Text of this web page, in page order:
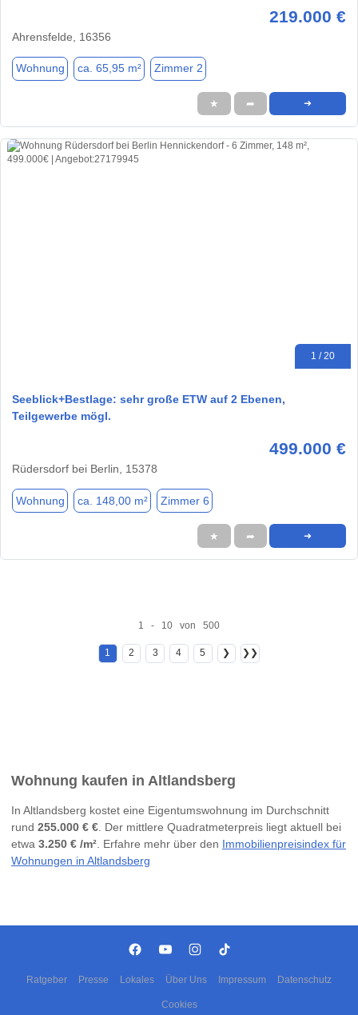
219.000 €
Ahrensfelde, 16356
Wohnung ca. 65,95 m² Zimmer 2
★ ➦ ➜
1 / 20
Seeblick+Bestlage: sehr große ETW auf 2 Ebenen,
Teilgewerbe mögl.
499.000 €
Rüdersdorf bei Berlin, 15378
Wohnung ca. 148,00 m² Zimmer 6
★ ➦ ➜
1 - 10 von 500
1 2 3 4 5 ❯ ❯❯
Wohnung kaufen in Altlandsberg
In Altlandsberg kostet eine Eigentumswohnung im Durchschnitt
rund 255.000 € €. Der mittlere Quadratmeterpreis liegt aktuell bei
etwa 3.250 € /m². Erfahre mehr über den Immobilienpreisindex für
Wohnungen in Altlandsberg
Ratgeber Presse Lokales Über Uns Impressum Datenschutz
Cookies